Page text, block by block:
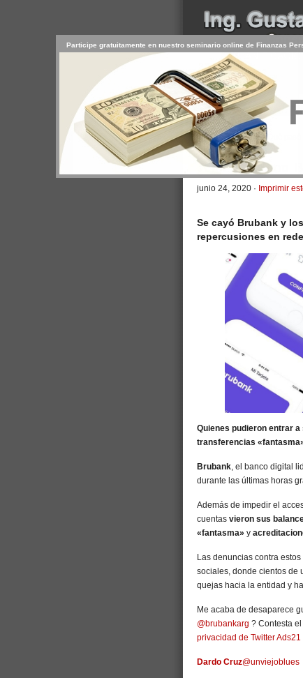
INICIO SERVICIOS
CONTACTO USUARIO
>Inicio/Artículos / ¿Qué pasó
¿Qué pasó con
junio 24, 2020 · Imprimir
Se cayó Brubank y
repercusiones en
Quienes pudieron entrar
transferencias
Brubank, el banco digital
durante las últimas horas
Además de impedir el
cuentas vieron sus
«fantasma» y
Las denuncias contra
sociales, donde cientos de
quejas hacia la entidad y
Me acaba de desaparece
@brubankarg ? Contesta
privacidad de Twitter Ads21
Dardo Cruz@unviejoblues
Participe gratuitamente en nuestro seminario online de Finanzas